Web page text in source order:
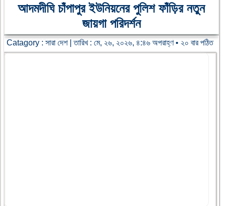
আদমদীঘি চাঁপাপুর ইউনিয়নের পুলিশ ফাঁড়ির নতুন
জায়গা পরিদর্শন
Catagory : সারা দেশ| তারিখ : মে, ২৬, ২০২৬, ৪:৪৬ অপরাহ্ণ • ২০ বার পঠিত